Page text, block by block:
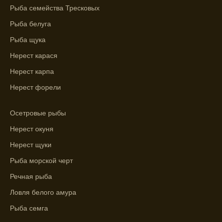
Узнайте вероятности успешной ловли на
График клева рыбы зависит от фаз луны и
прогноз клева.
Зависимость активности рыбы от
клева.
Лучше всего ловить рыбу в период
максимального атмосферного давления,
как указывает прогноз клева.
Прогноз клева на сутки вперед дает ясное
Рыба семейства Тресковых
Рыба белуга
Рыба щука
Нерест карася
Нерест карпа
Нерест форели
Осетровые рыбы
Нерест окуня
Нерест щуки
Рыба морской черт
Речная рыба
Ловля белого амура
Рыба семга